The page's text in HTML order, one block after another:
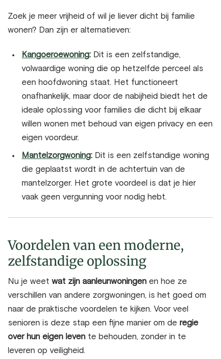
Zoek je meer vrijheid of wil je liever dicht bij familie
wonen? Dan zijn er alternatieven:
Kangoeroewoning: Dit is een zelfstandige,
volwaardige woning die op hetzelfde perceel als
een hoofdwoning staat. Het functioneert
onafhankelijk, maar door de nabijheid biedt het de
ideale oplossing voor families die dicht bij elkaar
willen wonen met behoud van eigen privacy en een
eigen voordeur.
Mantelzorgwoning: Dit is een zelfstandige woning
die geplaatst wordt in de achtertuin van de
mantelzorger. Het grote voordeel is dat je hier
vaak geen vergunning voor nodig hebt.
Voordelen van een moderne,
zelfstandige oplossing
Nu je weet wat zijn aanleunwoningen en hoe ze
verschillen van andere zorgwoningen, is het goed om
naar de praktische voordelen te kijken. Voor veel
senioren is deze stap een fijne manier om de regie
over hun eigen leven te behouden, zonder in te
leveren op veiligheid.